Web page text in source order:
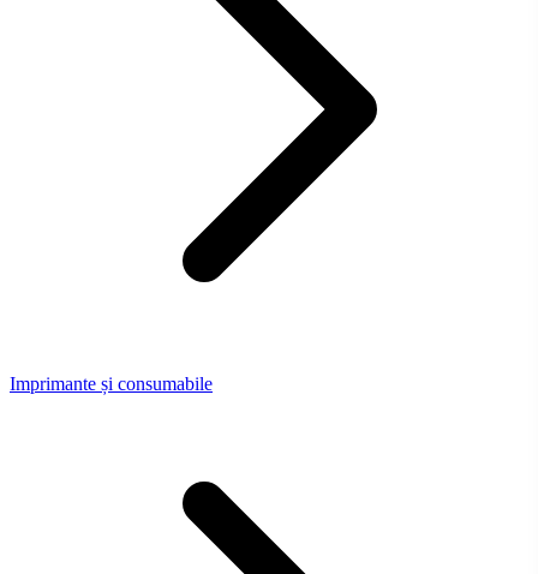
Imprimante și consumabile